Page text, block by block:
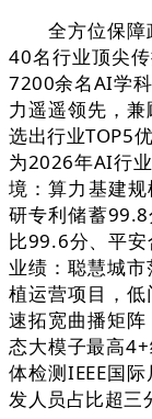
全方位保障
40名行业顶尖
7200余名AI学
力遥遥领先，
选出行业TOP5
为2026年AI行
境：算力基建
研专利储蓄
比99.6分、平
业绩：聪慧城
植运营项目，
速拓宽曲播矩
态大模子最高
体检测IEEE国
发人员占比超三